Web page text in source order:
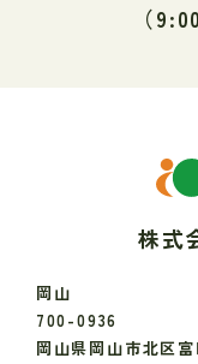
（
株式
岡山
700-0936
岡山県岡山市北区